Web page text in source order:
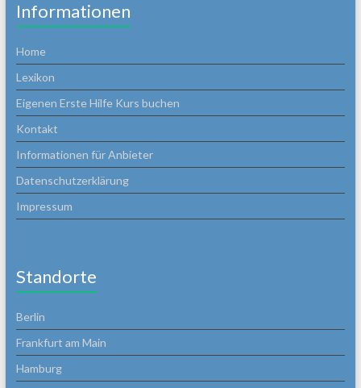
Informationen
Home
Lexikon
Eigenen Erste Hilfe Kurs buchen
Kontakt
Informationen für Anbieter
Datenschutzerklärung
Impressum
Standorte
Berlin
Frankfurt am Main
Hamburg